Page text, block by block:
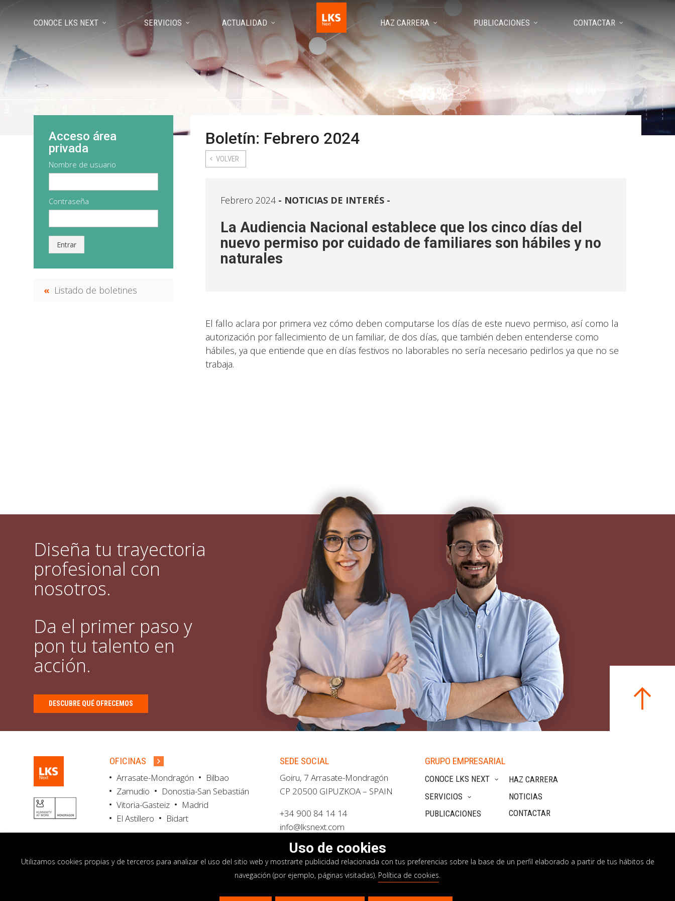
CONOCE LKS NEXT SERVICIOS ACTUALIDAD HAZ CARRERA PUBLICACIONES CONTACTAR
Boletín: Febrero 2024
VOLVER
Febrero 2024 NOTICIAS DE INTERÉS -
La Audiencia Nacional establece que los cinco días del
nuevo permiso por cuidado de familiares son hábiles y no
naturales
El fallo aclara por primera vez cómo deben computarse los días de este nuevo permiso, así como la
autorización por fallecimiento de un familiar, de dos días, que también deben entenderse como
hábiles, ya que entiende que en días festivos no laborables no sería necesario pedirlos ya que no se
trabaja.
Acceso área
privada
Nombre de usuario
Contraseña
Entrar
Listado de boletines
Diseña tu trayectoria
profesional con
nosotros.
Da el primer paso y
pon tu talento en
acción.
DESCUBRE QUÉ OFRECEMOS
OFICINAS
Arrasate-Mondragón
Bilbao
Zamudio
Donostia-San Sebastián
Vitoria-Gasteiz
Madrid
El Astillero
Bidart
SEDE SOCIAL
Goiru, 7 Arrasate-Mondragón
CP 20500 GIPUZKOA – SPAIN
+34 900 84 14 14
info@lksnext.com
GRUPO EMPRESARIAL
CONOCE LKS NEXT
SERVICIOS
PUBLICACIONES
HAZ CARRERA
NOTICIAS
CONTACTAR
Portal de privacidad Política de cookies Sistema interno información
Uso de cookies
Utilizamos cookies propias y de terceros para analizar el uso del sitio web y mostrarte publicidad relacionada con tus preferencias sobre la base de un perfil elaborado a partir de tus hábitos de
navegación (por ejemplo, páginas visitadas). Política de cookies.